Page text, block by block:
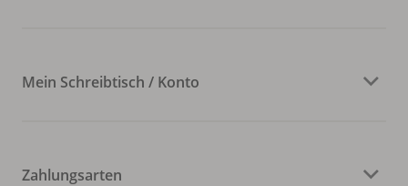
Mein Schreibtisch / Konto
Zahlungsarten